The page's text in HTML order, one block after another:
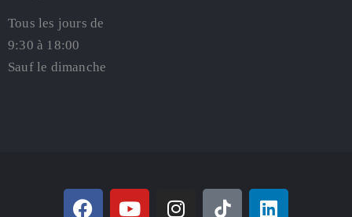
Tous les jours de
9:30 à 18:00
Sauf le dimanche